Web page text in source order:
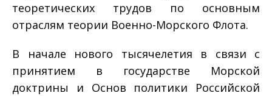
теоретических трудов по основным
отраслям теории Военно-Морского Флота.
В начале нового тысячелетия в связи с
принятием в государстве Морской
доктрины и Основ политики Российской